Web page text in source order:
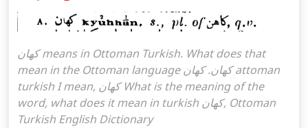
كهان means in Ottoman Turkish. What does that
mean in the Ottoman language كهان. كهان attoman
turkish I mean, كهان What is the meaning of the
word, what does it mean in turkish كهان, Ottoman
Turkish English Dictionary